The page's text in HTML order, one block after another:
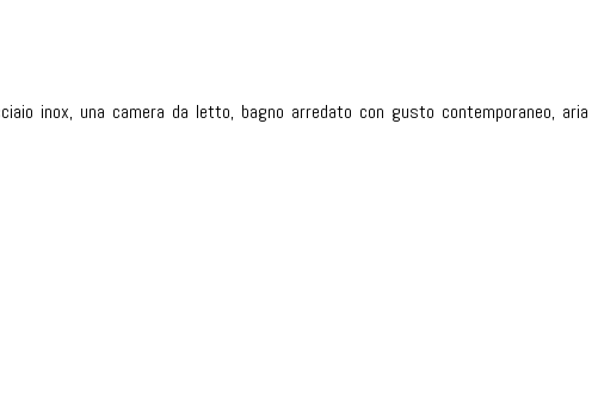
inox, una camera da letto, bagno arredato con gusto contemporaneo, aria